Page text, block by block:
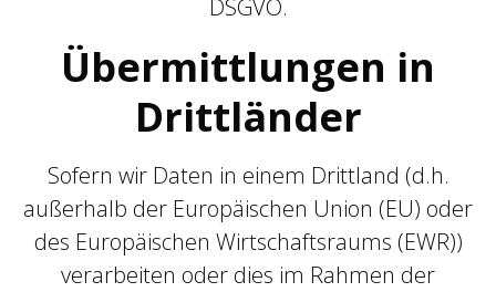
DSGVO.
Übermittlungen in
Drittländer
Sofern wir Daten in einem Drittland (d.h.
außerhalb der Europäischen Union (EU) oder
des Europäischen Wirtschaftsraums (EWR))
verarbeiten oder dies im Rahmen der